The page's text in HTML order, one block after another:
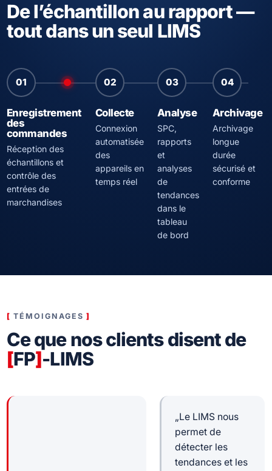
De l’échantillon au rapport —
tout dans un seul LIMS
01
Enregistrement
des
commandes
Réception des
échantillons et
contrôle des
entrées de
marchandises
02
Collecte
Connexion
automatisée
des
appareils en
temps réel
03
Analyse
SPC,
rapports
et
analyses
de
tendances
dans le
tableau
de bord
04
Archivage
Archivage
longue
durée
sécurisé et
conforme
TÉMOIGNAGES
Ce que nos clients disent de
[FP]-LIMS
„Le LIMS nous
permet de
détecter les
tendances et les